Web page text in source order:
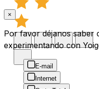
×
Por favor déjanos saber
experimentando con
E-mail
Internet